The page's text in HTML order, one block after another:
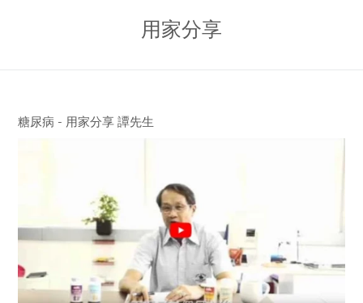
用家分享
糖尿病 - 用家分享 譚先生